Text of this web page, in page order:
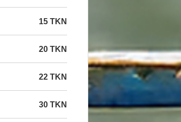
15 TKN
20 TKN
22 TKN
30 TKN